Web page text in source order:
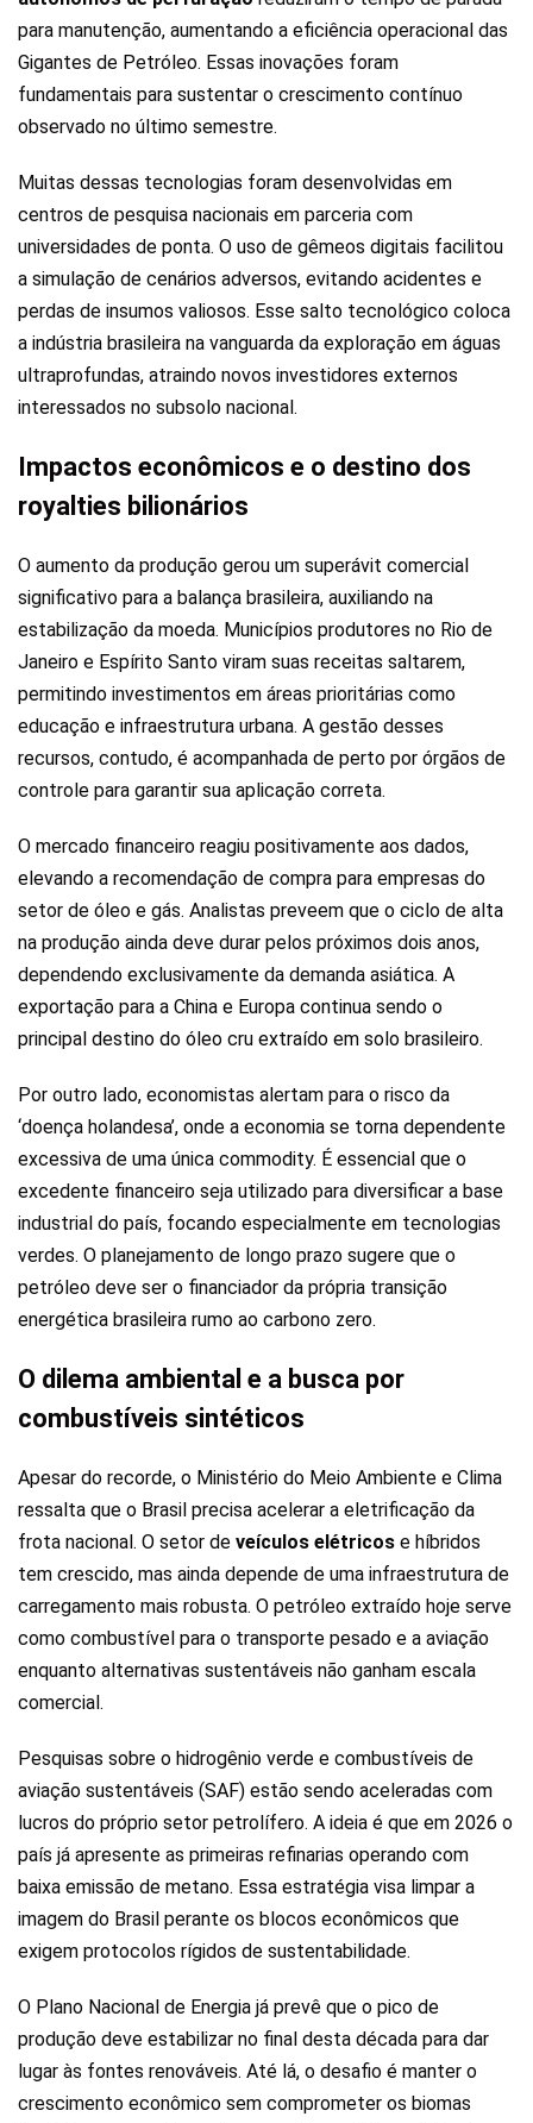
para manutenção, aumentando a eficiência operacional das
Gigantes de Petróleo. Essas inovações foram
fundamentais para sustentar o crescimento contínuo
observado no último semestre.
Muitas dessas tecnologias foram desenvolvidas em
centros de pesquisa nacionais em parceria com
universidades de ponta. O uso de gêmeos digitais facilitou
a simulação de cenários adversos, evitando acidentes e
perdas de insumos valiosos. Esse salto tecnológico coloca
a indústria brasileira na vanguarda da exploração em águas
ultraprofundas, atraindo novos investidores externos
interessados no subsolo nacional.
Impactos econômicos e o destino dos
royalties bilionários
O aumento da produção gerou um superávit comercial
significativo para a balança brasileira, auxiliando na
estabilização da moeda. Municípios produtores no Rio de
Janeiro e Espírito Santo viram suas receitas saltarem,
permitindo investimentos em áreas prioritárias como
educação e infraestrutura urbana. A gestão desses
recursos, contudo, é acompanhada de perto por órgãos de
controle para garantir sua aplicação correta.
O mercado financeiro reagiu positivamente aos dados,
elevando a recomendação de compra para empresas do
setor de óleo e gás. Analistas preveem que o ciclo de alta
na produção ainda deve durar pelos próximos dois anos,
dependendo exclusivamente da demanda asiática. A
exportação para a China e Europa continua sendo o
principal destino do óleo cru extraído em solo brasileiro.
Por outro lado, economistas alertam para o risco da
‘doença holandesa’, onde a economia se torna dependente
excessiva de uma única commodity. É essencial que o
excedente financeiro seja utilizado para diversificar a base
industrial do país, focando especialmente em tecnologias
verdes. O planejamento de longo prazo sugere que o
petróleo deve ser o financiador da própria transição
energética brasileira rumo ao carbono zero.
O dilema ambiental e a busca por
combustíveis sintéticos
Apesar do recorde, o Ministério do Meio Ambiente e Clima
ressalta que o Brasil precisa acelerar a eletrificação da
frota nacional. O setor de veículos elétricos e híbridos
tem crescido, mas ainda depende de uma infraestrutura de
carregamento mais robusta. O petróleo extraído hoje serve
como combustível para o transporte pesado e a aviação
enquanto alternativas sustentáveis não ganham escala
comercial.
Pesquisas sobre o hidrogênio verde e combustíveis de
aviação sustentáveis (SAF) estão sendo aceleradas com
lucros do próprio setor petrolífero. A ideia é que em 2026 o
país já apresente as primeiras refinarias operando com
baixa emissão de metano. Essa estratégia visa limpar a
imagem do Brasil perante os blocos econômicos que
exigem protocolos rígidos de sustentabilidade.
O Plano Nacional de Energia já prevê que o pico de
produção deve estabilizar no final desta década para dar
lugar às fontes renováveis. Até lá, o desafio é manter o
crescimento econômico sem comprometer os biomas